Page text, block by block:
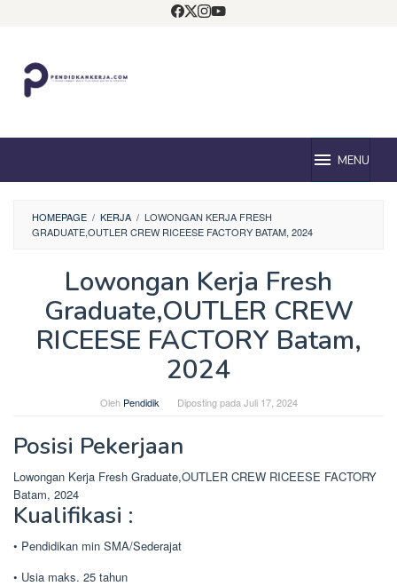
MENU
HOMEPAGE / KERJA / LOWONGAN KERJA FRESH
GRADUATE,OUTLER CREW RICEESE FACTORY BATAM, 2024
Lowongan Kerja Fresh
Graduate,OUTLER CREW
RICEESE FACTORY Batam,
2024
Oleh Pendidik Diposting pada Juli 17, 2024
Posisi Pekerjaan
Lowongan Kerja Fresh Graduate,OUTLER CREW RICEESE FACTORY
Batam, 2024
Kualifikasi :
• Pendidikan min SMA/Sederajat
• Usia maks. 25 tahun